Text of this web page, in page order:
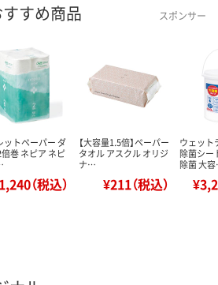
すめ商品 スポンサー
ットペーパー ダ
倍巻 ネピア ネピ
（税込）
【大容量1.5倍】ペーパー
タオル アスクル オリジ
ナ…
¥211（税込）
ウェッ
除菌シー
除菌 大